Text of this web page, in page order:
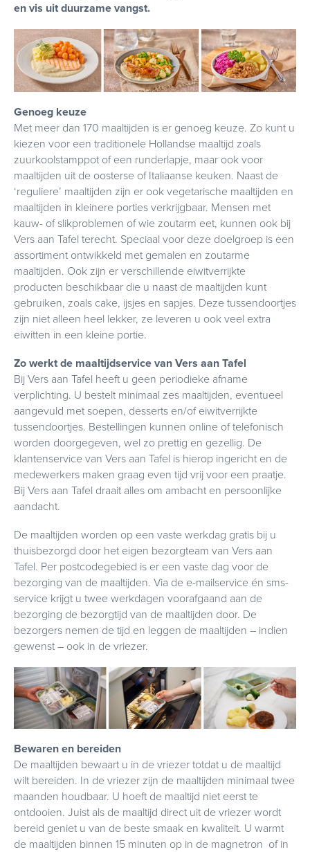
en vis uit duurzame vangst.
Genoeg keuze
Met meer dan 170 maaltijden is er genoeg keuze. Zo kunt u
kiezen voor een traditionele Hollandse maaltijd zoals
zuurkoolstamppot of een runderlapje, maar ook voor
maaltijden uit de oosterse of Italiaanse keuken. Naast de
‘reguliere’ maaltijden zijn er ook vegetarische maaltijden en
maaltijden in kleinere porties verkrijgbaar. Mensen met
kauw- of slikproblemen of wie zoutarm eet, kunnen ook bij
Vers aan Tafel terecht. Speciaal voor deze doelgroep is een
assortiment ontwikkeld met gemalen en zoutarme
maaltijden. Ook zijn er verschillende eiwitverrijkte
producten beschikbaar die u naast de maaltijden kunt
gebruiken, zoals cake, ijsjes en sapjes. Deze tussendoortjes
zijn niet alleen heel lekker, ze leveren u ook veel extra
eiwitten in een kleine portie.
Zo werkt de maaltijdservice van Vers aan Tafel
Bij Vers aan Tafel heeft u geen periodieke afname
verplichting. U bestelt minimaal zes maaltijden, eventueel
aangevuld met soepen, desserts en/of eiwitverrijkte
tussendoortjes. Bestellingen kunnen online of telefonisch
worden doorgegeven, wel zo prettig en gezellig. De
klantenservice van Vers aan Tafel is hierop ingericht en de
medewerkers maken graag even tijd vrij voor een praatje.
Bij Vers aan Tafel draait alles om ambacht en persoonlijke
aandacht.
De maaltijden worden op een vaste werkdag gratis bij u
thuisbezorgd door het eigen bezorgteam van Vers aan
Tafel. Per postcodegebied is er een vaste dag voor de
bezorging van de maaltijden. Via de e-mailservice én sms-
service krijgt u twee werkdagen voorafgaand aan de
bezorging de bezorgtijd van de maaltijden door. De
bezorgers nemen de tijd en leggen de maaltijden – indien
gewenst – ook in de vriezer.
Bewaren en bereiden
De maaltijden bewaart u in de vriezer totdat u de maaltijd
wilt bereiden. In de vriezer zijn de maaltijden minimaal twee
maanden houdbaar. U hoeft de maaltijd niet eerst te
ontdooien. Juist als de maaltijd direct uit de vriezer wordt
bereid geniet u van de beste smaak en kwaliteit. U warmt
de maaltijden binnen 15 minuten op in de magnetron of in